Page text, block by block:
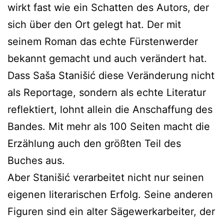
wirkt fast wie ein Schatten des Autors, der
sich über den Ort gelegt hat. Der mit
seinem Roman das echte Fürstenwerder
bekannt gemacht und auch verändert hat.
Dass Saša Stanišić diese Veränderung nicht
als Reportage, sondern als echte Literatur
reflektiert, lohnt allein die Anschaffung des
Bandes. Mit mehr als 100 Seiten macht die
Erzählung auch den größten Teil des
Buches aus.
Aber Stanišić verarbeitet nicht nur seinen
eigenen literarischen Erfolg. Seine anderen
Figuren sind ein alter Sägewerkarbeiter, der